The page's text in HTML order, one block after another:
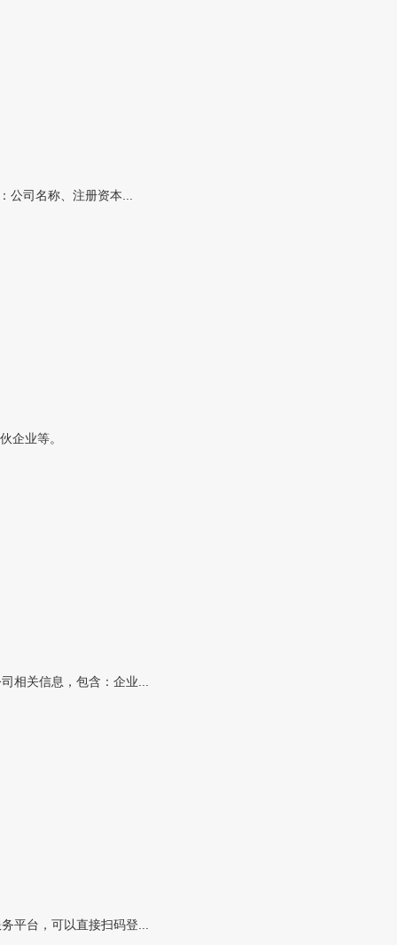
公司名称、注册资本...
企业等。
相关信息，包含：企业...
平台，可以直接扫码登...